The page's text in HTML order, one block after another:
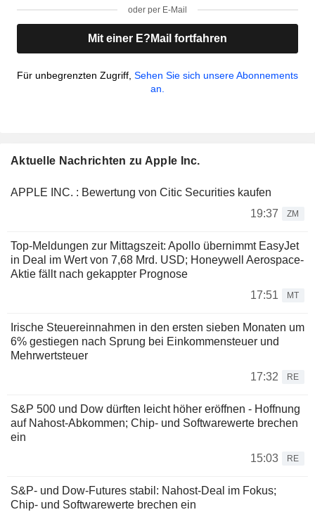
oder per E-Mail
Mit einer E?Mail fortfahren
Für unbegrenzten Zugriff, Sehen Sie sich unsere Abonnements
an.
Aktuelle Nachrichten zu Apple Inc.
APPLE INC. : Bewertung von Citic Securities kaufen
19:37
ZM
Top-Meldungen zur Mittagszeit: Apollo übernimmt EasyJet
in Deal im Wert von 7,68 Mrd. USD; Honeywell Aerospace-
Aktie fällt nach gekappter Prognose
17:51
MT
Irische Steuereinnahmen in den ersten sieben Monaten um
6% gestiegen nach Sprung bei Einkommensteuer und
Mehrwertsteuer
17:32
RE
S&P 500 und Dow dürften leicht höher eröffnen - Hoffnung
auf Nahost-Abkommen; Chip- und Softwarewerte brechen
ein
15:03
RE
S&P- und Dow-Futures stabil: Nahost-Deal im Fokus;
Chip- und Softwarewerte brechen ein